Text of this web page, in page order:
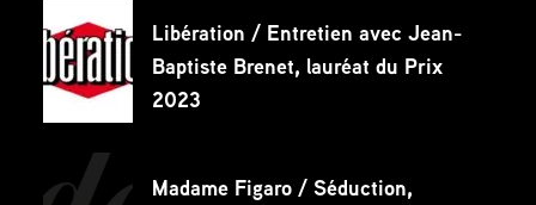
Libération / Entretien avec Jean-
Baptiste Brenet, lauréat du Prix
2023
Madame Figaro / Séduction,